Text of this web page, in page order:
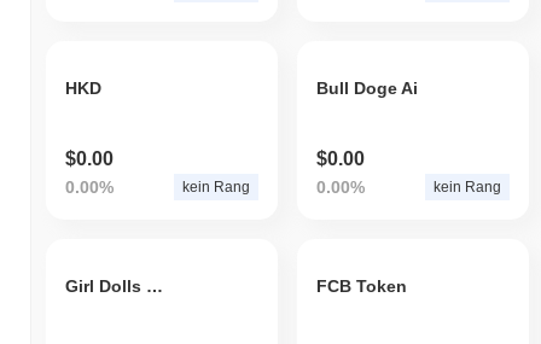
HKD
$0.00
0.00% kein Rang
Bull Doge Ai
$0.00
0.00% kein Rang
Girl Dolls Game FCB Token